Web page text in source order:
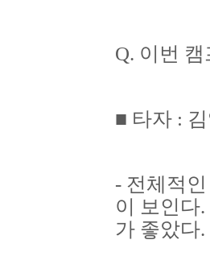
Q. 이번
■ 타자 :
- 전체적
이 보인다
가 좋았다.